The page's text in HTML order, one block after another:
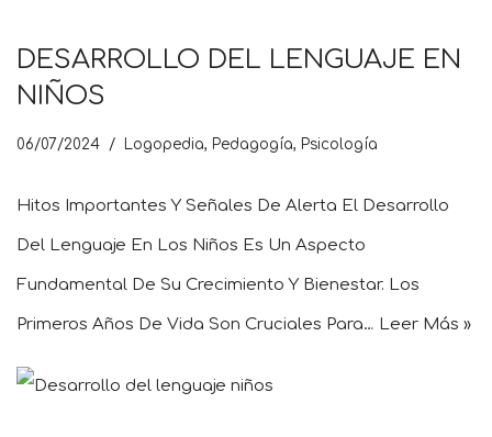
DESARROLLO DEL LENGUAJE EN
NIÑOS
06/07/2024 Logopedia, Pedagogía, Psicología
Hitos Importantes Y Señales De Alerta El Desarrollo
Del Lenguaje En Los Niños Es Un Aspecto
Fundamental De Su Crecimiento Y Bienestar. Los
Primeros Años De Vida Son Cruciales Para… Leer Más »